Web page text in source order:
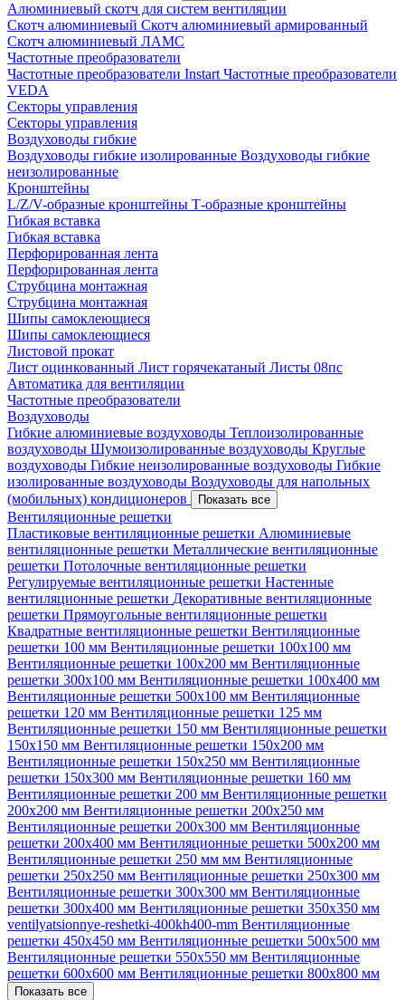
Алюминиевый скотч для систем вентиляции
Скотч алюминиевый Скотч алюминиевый армированный
Скотч алюминиевый ЛАМС
Частотные преобразователи
Частотные преобразователи Instart Частотные преобразователи
VEDA
Секторы управления
Секторы управления
Воздуховоды гибкие
Воздуховоды гибкие изолированные Воздуховоды гибкие
неизолированные
Кронштейны
L/Z/V-образные кронштейны Т-образные кронштейны
Гибкая вставка
Гибкая вставка
Перфорированная лента
Перфорированная лента
Струбцина монтажная
Струбцина монтажная
Шипы самоклеющиеся
Шипы самоклеющиеся
Листовой прокат
Лист оцинкованный Лист горячекатаный Листы 08пс
Автоматика для вентиляции
Частотные преобразователи
Воздуховоды
Гибкие алюминиевые воздуховоды Теплоизолированные
воздуховоды Шумоизолированные воздуховоды Круглые
воздуховоды Гибкие неизолированные воздуховоды Гибкие
изолированные воздуховоды Воздуховоды для напольных
(мобильных) кондиционеров
Показать все
Вентиляционные решетки
Пластиковые вентиляционные решетки Алюминиевые
вентиляционные решетки Металлические вентиляционные
решетки Потолочные вентиляционные решетки
Регулируемые вентиляционные решетки Настенные
вентиляционные решетки Декоративные вентиляционные
решетки Прямоугольные вентиляционные решетки
Квадратные вентиляционные решетки Вентиляционные
решетки 100 мм Вентиляционные решетки 100х100 мм
Вентиляционные решетки 100х200 мм Вентиляционные
решетки 300х100 мм Вентиляционные решетки 100х400 мм
Вентиляционные решетки 500х100 мм Вентиляционные
решетки 120 мм Вентиляционные решетки 125 мм
Вентиляционные решетки 150 мм Вентиляционные решетки
150х150 мм Вентиляционные решетки 150х200 мм
Вентиляционные решетки 150х250 мм Вентиляционные
решетки 150х300 мм Вентиляционные решетки 160 мм
Вентиляционные решетки 200 мм Вентиляционные решетки
200х200 мм Вентиляционные решетки 200х250 мм
Вентиляционные решетки 200х300 мм Вентиляционные
решетки 200х400 мм Вентиляционные решетки 500х200 мм
Вентиляционные решетки 250 мм мм Вентиляционные
решетки 250х250 мм Вентиляционные решетки 250х300 мм
Вентиляционные решетки 300х300 мм Вентиляционные
решетки 300х400 мм Вентиляционные решетки 350х350 мм
ventilyatsionnye-reshetki-400kh400-mm Вентиляционные
решетки 450х450 мм Вентиляционные решетки 500х500 мм
Вентиляционные решетки 550х550 мм Вентиляционные
решетки 600х600 мм Вентиляционные решетки 800х800 мм
Показать все